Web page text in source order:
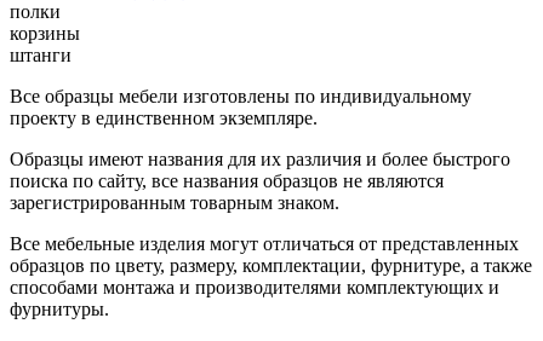
полки
корзины
штанги
Все образцы мебели изготовлены по индивидуальному
проекту в единственном экземпляре.
Образцы имеют названия для их различия и более быстрого
поиска по сайту, все названия образцов не являются
зарегистрированным товарным знаком.
Все мебельные изделия могут отличаться от представленных
образцов по цвету, размеру, комплектации, фурнитуре, а также
способами монтажа и производителями комплектующих и
фурнитуры.